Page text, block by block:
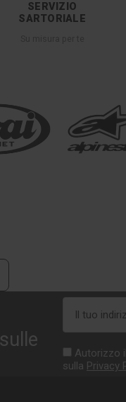
SERVIZIO
SARTORIALE
mail
Autorizzo
sulla Privacy